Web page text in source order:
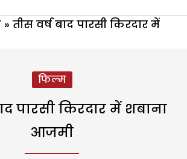
» तीस वर्ष बाद पारसी किरदार में
फिल्म
पारसी किरदार में शबाना
आजमी